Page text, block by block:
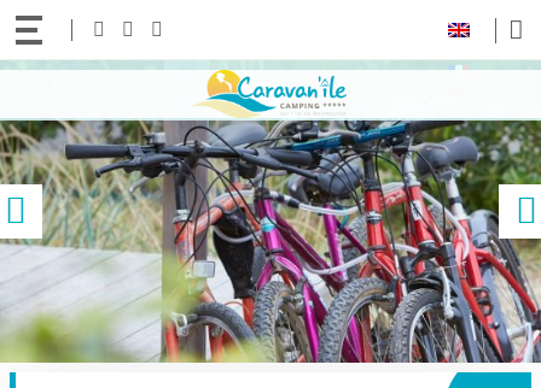
FollowFacebook
Instagram
language:
Access
previous